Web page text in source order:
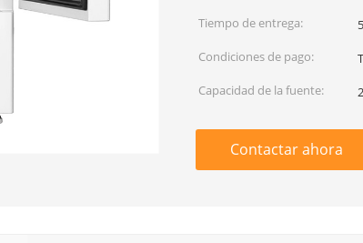
Tiempo de entrega:
Condiciones de pago:
Capacidad de la fuente:
Contactar ahora